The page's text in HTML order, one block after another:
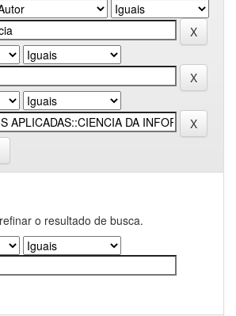
o resultado de busca.